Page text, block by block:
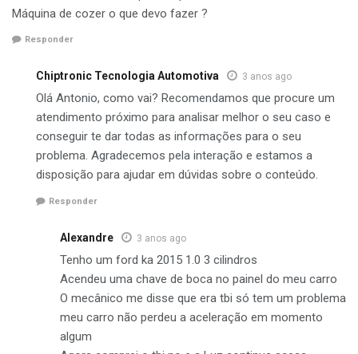
Máquina de cozer o que devo fazer ?
Responder
Chiptronic Tecnologia Automotiva 3 anos ago
Olá Antonio, como vai? Recomendamos que procure um
atendimento próximo para analisar melhor o seu caso e
conseguir te dar todas as informações para o seu
problema. Agradecemos pela interação e estamos a
disposição para ajudar em dúvidas sobre o conteúdo.
Responder
Alexandre 3 anos ago
Tenho um ford ka 2015 1.0 3 cilindros
Acendeu uma chave de boca no painel do meu carro
O mecânico me disse que era tbi só tem um problema
meu carro não perdeu a aceleração em momento
algum